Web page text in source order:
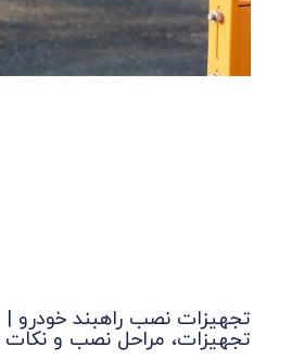
تجهیزات نصب راهبند خودرو
تجهیزات، مراحل نصب و